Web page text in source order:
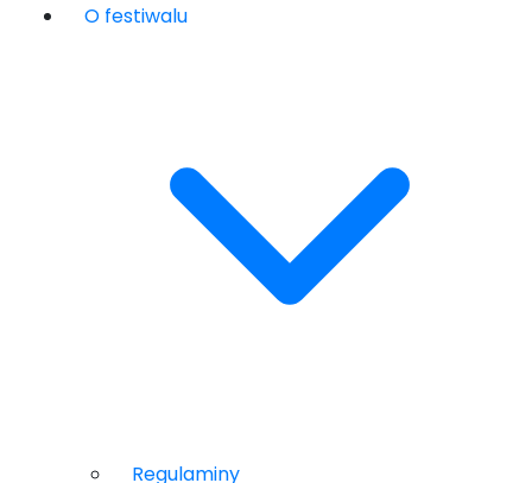
O festiwalu
Regulaminy